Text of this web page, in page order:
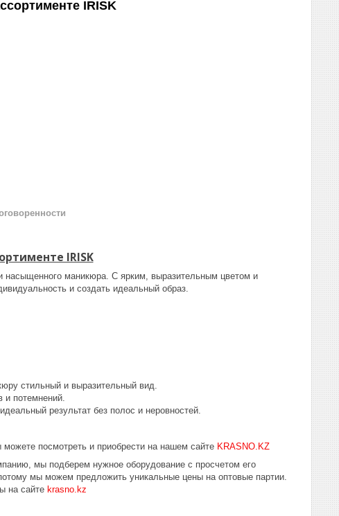
IRISK
IRISK
насыщенного маникюра. С ярким, выразительным цветом и
и создать идеальный образ.
стильный и выразительный вид.
и потемнений.
результат без полос и неровностей.
можете посмотреть и приобрести на нашем сайте KRASNO.KZ
мы подберем нужное оборудование с просчетом его
мы можем предложить уникальные цены на оптовые партии.
на сайте krasno.kz